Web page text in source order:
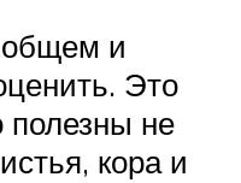
общем и
Это
полезны не
кора и